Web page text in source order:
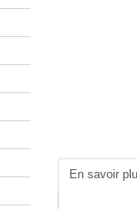
En savoir